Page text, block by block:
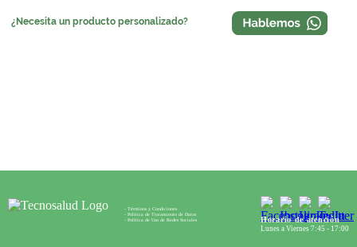
¿Necesita un producto personalizado?
- Términos y Condiciones
- Política de Tratamiento de Datos
- Política de Uso de Redes Sociales
Horario de atención
Lunes a Viernes 7:45 - 17:00